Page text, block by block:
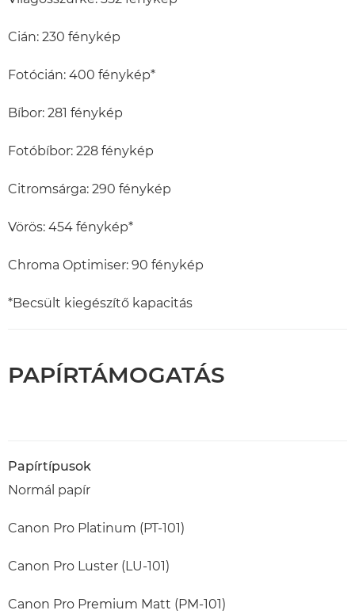
Cián: 230 fénykép
Fotócián: 400 fénykép*
Bíbor: 281 fénykép
Fotóbíbor: 228 fénykép
Citromsárga: 290 fénykép
Vörös: 454 fénykép*
Chroma Optimiser: 90 fénykép
*Becsült kiegészítő kapacitás
PAPÍRTÁMOGATÁS
Papírtípusok
Normál papír
Canon Pro Platinum (PT-101)
Canon Pro Luster (LU-101)
Canon Pro Premium Matt (PM-101)